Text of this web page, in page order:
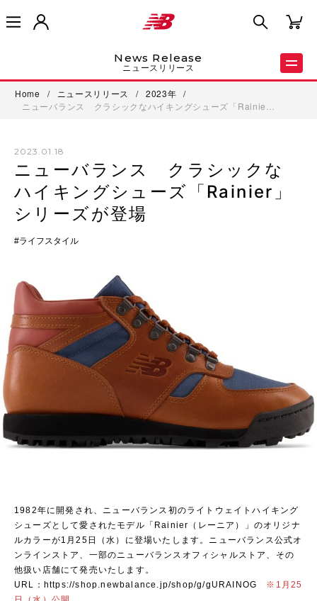
News Release
ニュースリリース
Home / ニュースリリース / 2023年
/
ニューバランス クラシックなハイキングシューズ「Rainie…
2023.01.18
ニューバランス クラシックな
ハイキングシューズ「Rainier」
シリーズが登場
ライフスタイル
1982年に開発され、ニューバランス初のライトウェイトハイキング
シューズとして愛されたモデル「Rainier（レーニア）」のオリジナ
ルカラーが1月25日（水）に登場いたします。ニューバランス公式オ
ンラインストア、一部のニューバランスオフィシャルストア、その
他扱い店舗にて発売いたします。
URL： https://shop.newbalance.jp/shop/g/gURAINOG
※1月25